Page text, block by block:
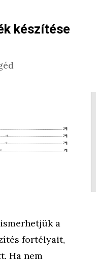
készítése
a
fortélyait,
Ha nem